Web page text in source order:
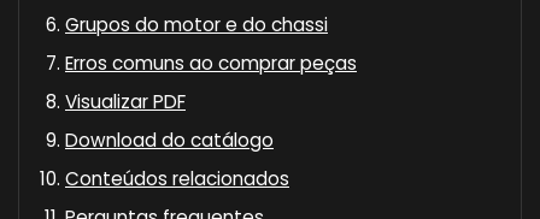
Grupos do motor e do chassi
Erros comuns ao comprar peças
Visualizar PDF
Download do catálogo
Conteúdos relacionados